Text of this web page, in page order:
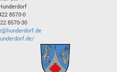
8570-0
8570-30